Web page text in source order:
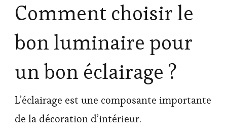
Comment choisir le
bon luminaire pour
un bon éclairage ?
L’éclairage est une composante importante
de la décoration d’intérieur.